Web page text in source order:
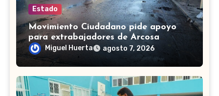
Estado
Movimiento Ciudadano pide apoyo
para extrabajadores de Arcosa
acusados en Valle de Santiago
Miguel Huerta agosto 7, 2026